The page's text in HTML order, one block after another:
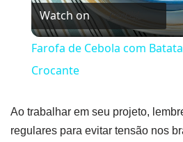
Watch on
Farofa de Cebola com
Crocante
Ao trabalhar em seu projeto,
regulares para evitar tensão nos